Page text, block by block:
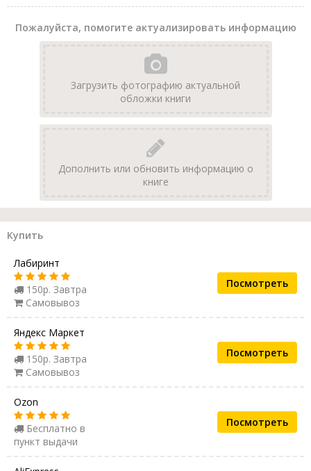
Пожалуйста, помогите актуализировать информацию
Загрузить фотографию актуальной
обложки книги
Дополнить или обновить информацию о
книге
Купить
Лабиринт
150р. Завтра
Самовывоз
Посмотреть
Яндекс Маркет
150р. Завтра
Самовывоз
Посмотреть
Ozon
Бесплатно в
пункт выдачи
Посмотреть